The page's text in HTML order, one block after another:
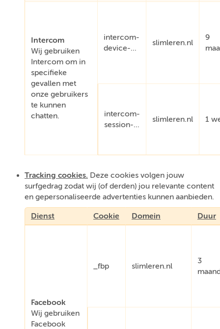
Intercom
Wij gebruiken
Intercom om in
specifieke
gevallen met
onze gebruikers
te kunnen
chatten.
intercom-
device-...
slimleren.nl
9
intercom-
session-...
slimleren.nl 1
Tracking cookies. Deze cookies volgen jouw
surfgedrag zodat wij (of derden) jou relevante content
en gepersonaliseerde advertenties kunnen aanbieden.
Dienst Cookie Domein Duur
Facebook
Wij gebruiken
Facebook
_fbp slimleren.nl
3